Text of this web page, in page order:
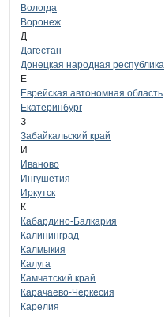
Вологда
Воронеж
Д
Дагестан
Донецкая народная республика
Е
Еврейская автономная область
Екатеринбург
З
Забайкальский край
И
Иваново
Ингушетия
Иркутск
К
Кабардино-Балкария
Калининград
Калмыкия
Калуга
Камчатский край
Карачаево-Черкесия
Карелия